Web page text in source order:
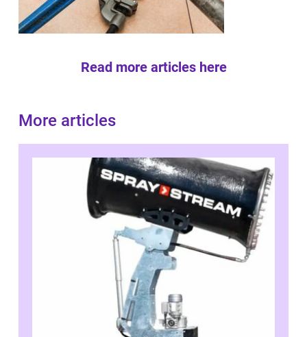
Read more articles here
More articles